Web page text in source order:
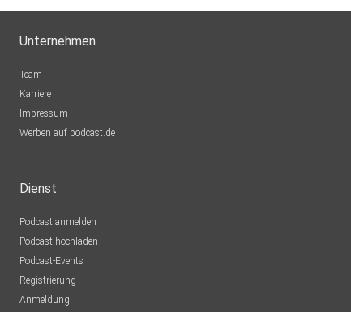
Unternehmen
Team
Karriere
Impressum
Werben auf podcast.de
Dienst
Podcast anmelden
Podcast hochladen
Podcast-Events
Registrierung
Anmeldung